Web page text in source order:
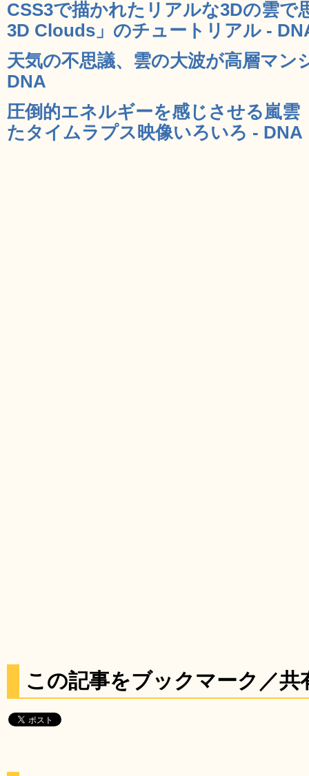
CSS3で描かれたリアルな3Dの雲で
3D Clouds」のチュートリアル -
天気の不思議、雲の大波が高層マン
DNA
圧倒的エネルギーを感じさせる嵐雲
たタイムラプス映像いろいろ - DNA
この記事をブックマーク／共